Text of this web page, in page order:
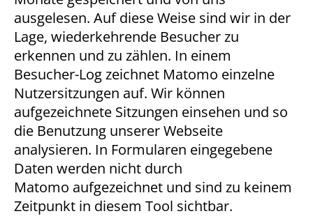
ausgelesen. Auf diese Weise sind wir in der
Lage, wiederkehrende Besucher zu
erkennen und zu zählen. In einem
Besucher-Log zeichnet Matomo einzelne
Nutzersitzungen auf. Wir können
aufgezeichnete Sitzungen einsehen und so
die Benutzung unserer Webseite
analysieren. In Formularen eingegebene
Daten werden nicht durch
Matomo aufgezeichnet und sind zu keinem
Zeitpunkt in diesem Tool sichtbar.
Website nutzt.
Cookie Laufzeit:
EXTERNE MEDIEN
Um Inhalte von Videoplattformen und Social Media
Plattformen anzeigen zu können, werden von
diesen externen Medien Cookies gesetzt.
YouTube